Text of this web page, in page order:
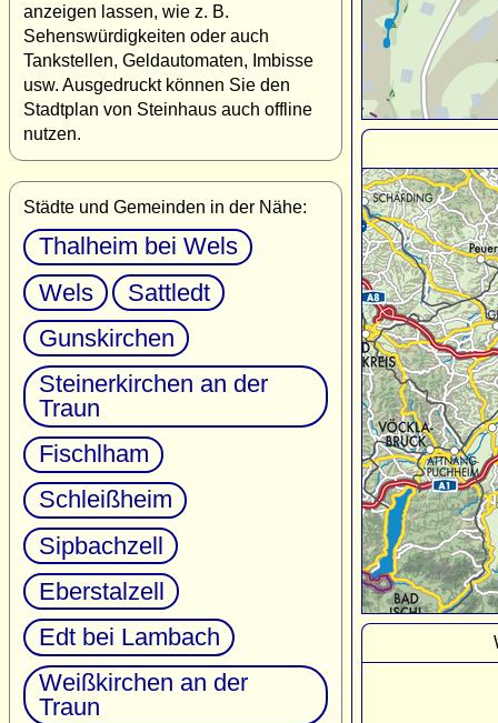
anzeigen lassen, wie z. B.
Sehenswürdigkeiten oder auch
Tankstellen, Geldautomaten, Imbisse
usw. Ausgedruckt können Sie den
Stadtplan von Steinhaus auch offline
nutzen.
Städte und Gemeinden in der Nähe:
Thalheim bei Wels
Wels
Sattledt
Gunskirchen
Steinerkirchen an der
Traun
Fischlham
Schleißheim
Sipbachzell
Eberstalzell
Edt bei Lambach
Weißkirchen an der
Traun